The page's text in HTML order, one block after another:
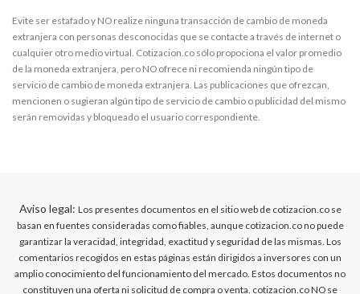
Evite ser estafado y NO realize ninguna transacción de cambio de moneda
extranjera con personas desconocidas que se contacte a través de internet o
cualquier otro medio virtual. Cotizacion.co sólo propociona el valor promedio
de la moneda extranjera, pero NO ofrece ni recomienda ningún tipo de
servicio de cambio de moneda extranjera. Las publicaciones que ofrezcan,
mencionen o sugieran algún tipo de servicio de cambio o publicidad del mismo
serán removidas y bloqueado el usuario correspondiente.
Aviso legal: Los presentes documentos en el sitio web de cotizacion.co se
basan en fuentes consideradas como fiables, aunque cotizacion.co no puede
garantizar la veracidad, integridad, exactitud y seguridad de las mismas. Los
comentarios recogidos en estas páginas están dirigidos a inversores con un
amplio conocimiento del funcionamiento del mercado. Estos documentos no
constituyen una oferta ni solicitud de compra o venta. cotizacion.co NO se